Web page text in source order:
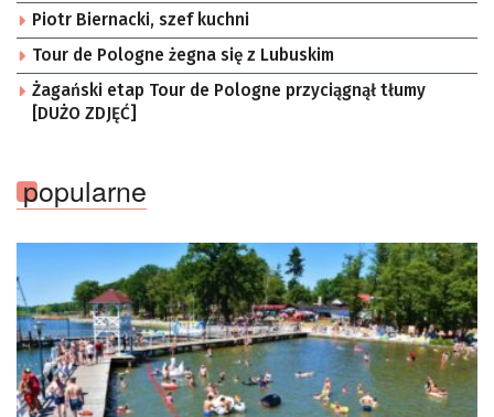
Piotr Biernacki, szef kuchni
Tour de Pologne żegna się z Lubuskim
Żagański etap Tour de Pologne przyciągnął tłumy
[DUŻO ZDJĘĆ]
popularne